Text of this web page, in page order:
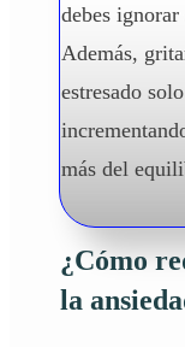
debes
Además,
estresado
más del
¿Cómo
la